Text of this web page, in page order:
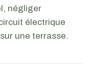
négliger
électrique
une terrasse.